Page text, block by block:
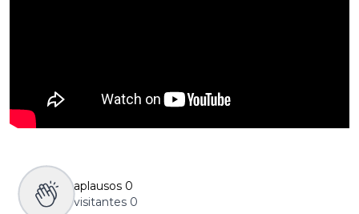
aplausos 0
visitantes 0